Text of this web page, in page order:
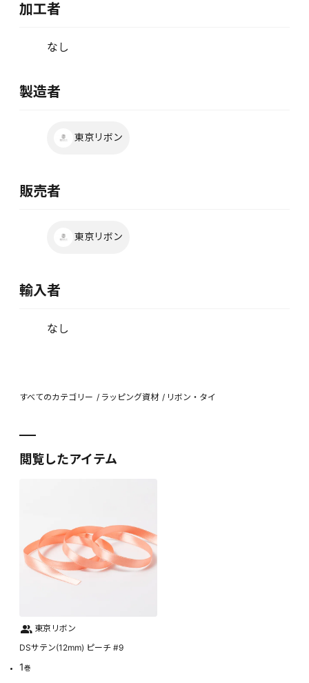
加工者
なし
製造者
東京リボン
販売者
東京リボン
輸入者
なし
すべてのカテゴリー ラッピング資材 リボン・タイ
閲覧したアイテム
東京リボン
DSサテン(12mm) ピーチ #9
1巻